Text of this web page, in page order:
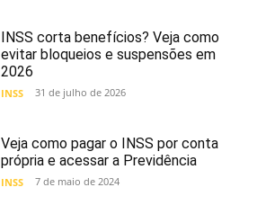
INSS corta benefícios? Veja como
evitar bloqueios e suspensões em
2026
INSS 31 de julho de 2026
Veja como pagar o INSS por conta
própria e acessar a Previdência
INSS 7 de maio de 2024